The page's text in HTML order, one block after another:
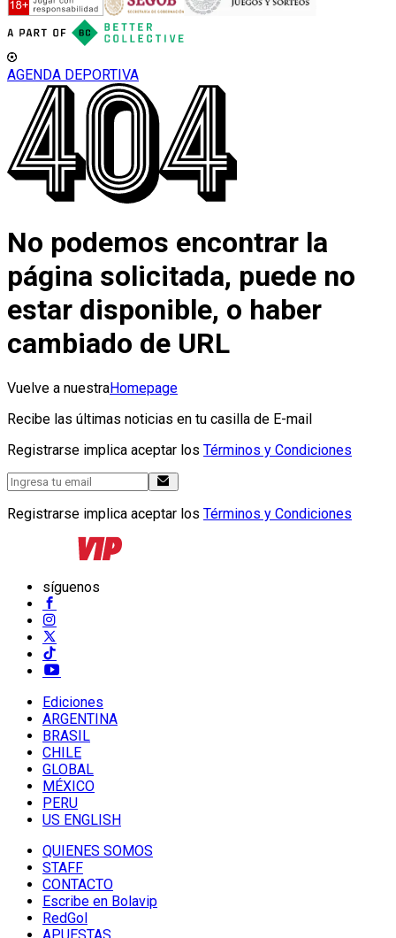
AGENDA DEPORTIVA
No podemos encontrar la
página solicitada, puede no
estar disponible, o haber
cambiado de URL
Vuelve a nuestraHomepage
Recibe las últimas noticias en tu casilla de E-mail
Registrarse implica aceptar los Términos y Condiciones
Registrarse implica aceptar los Términos y Condiciones
síguenos
Ediciones
ARGENTINA
BRASIL
CHILE
GLOBAL
MÉXICO
PERU
US ENGLISH
QUIENES SOMOS
STAFF
CONTACTO
Escribe en Bolavip
RedGol